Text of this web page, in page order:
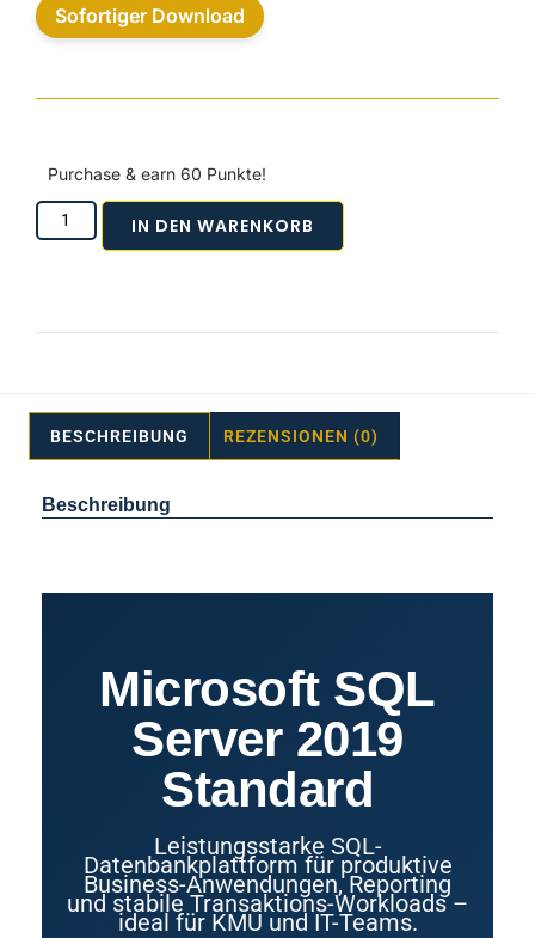
Sofortiger Download
Purchase & earn 60 Punkte!
IN DEN WARENKORB
BESCHREIBUNG REZENSIONEN (0)
Beschreibung
Microsoft SQL
Server 2019
Standard
Leistungsstarke SQL-
Datenbankplattform für produktive
Business-Anwendungen, Reporting
und stabile Transaktions-Workloads –
ideal für KMU und IT-Teams.